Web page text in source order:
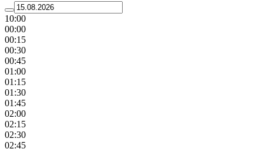
10:00
00:00
00:15
00:30
00:45
01:00
01:15
01:30
01:45
02:00
02:15
02:30
02:45